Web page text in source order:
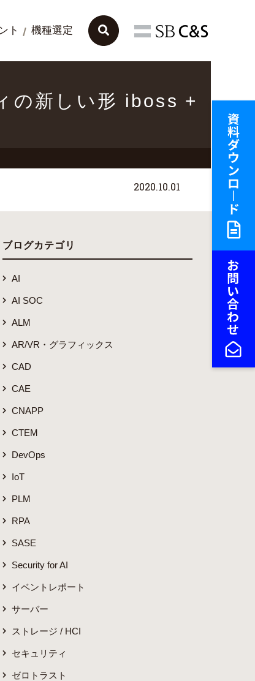
ト 機種選定
の新しい形 iboss +
2020.10.01
ブログカテゴリ
AI
AI SOC
ALM
AR/VR・グラフィックス
CAD
CAE
CNAPP
CTEM
DevOps
IoT
PLM
RPA
SASE
Security for AI
イベントレポート
サーバー
ストレージ / HCI
セキュリティ
ゼロトラスト